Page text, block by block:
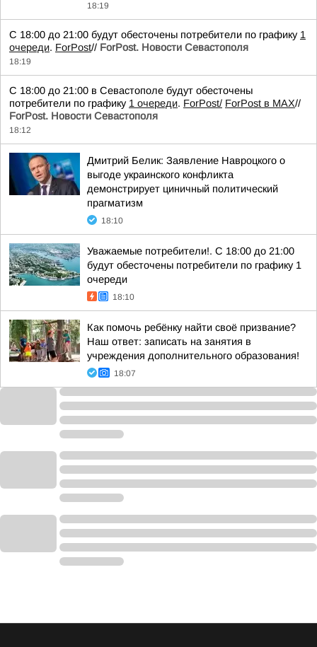
18:19
С 18:00 до 21:00 будут обесточены потребители по графику 1
очереди. ForPost// ForPost. Новости Севастополя
18:19
С 18:00 до 21:00 в Севастополе будут обесточены
потребители по графику 1 очереди. ForPost/ ForPost в MAX//
ForPost. Новости Севастополя
18:12
Дмитрий Белик: Заявление Навроцкого о
выгоде украинского конфликта
демонстрирует циничный политический
прагматизм
18:10
Уважаемые потребители!. С 18:00 до 21:00
будут обесточены потребители по графику 1
очереди
18:10
Как помочь ребёнку найти своё призвание?
Наш ответ: записать на занятия в
учреждения дополнительного образования!
18:07